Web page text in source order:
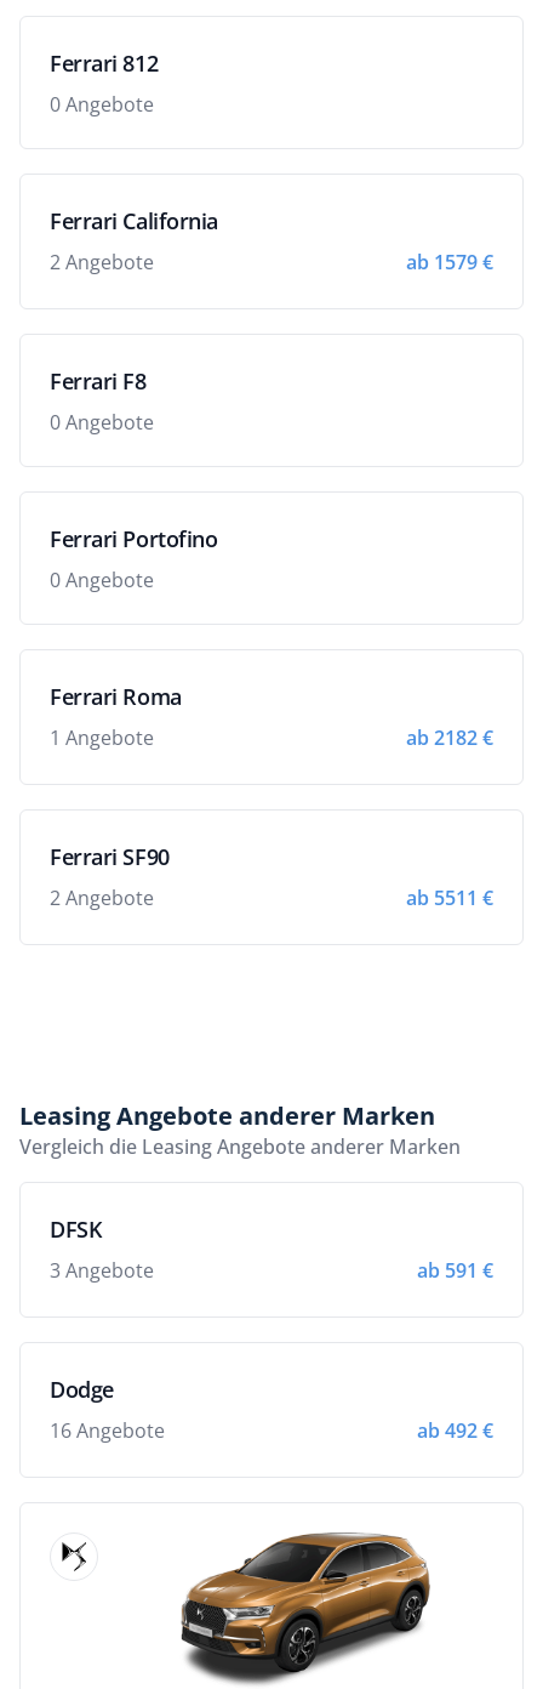
Ferrari 812
0 Angebote
Ferrari California
2 Angebote ab 1579 €
Ferrari F8
0 Angebote
Ferrari Portofino
0 Angebote
Ferrari Roma
1 Angebote ab 2182 €
Ferrari SF90
2 Angebote ab 5511 €
Leasing Angebote anderer Marken
Vergleich die Leasing Angebote anderer Marken
DFSK
3 Angebote ab 591 €
Dodge
16 Angebote ab 492 €